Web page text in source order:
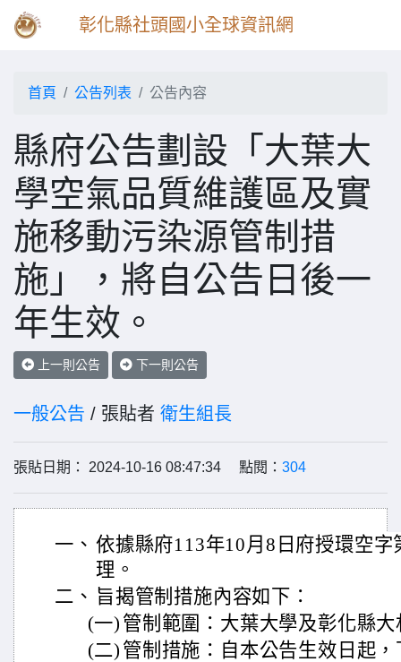
彰化縣社頭國小全球資訊網
首頁 公告列表 公告內容
縣府公告劃設「大葉大
學空氣品質維護區及實
施移動污染源管制措
施」，將自公告日後一
年生效。
上一則公告 下一則公告
一般公告 / 張貼者 衛生組長
張貼日期： 2024-10-16 08:47:34 點閱： 304
一、 依據縣府113年10月8日府授環空字
理。
二、 旨揭管制措施內容如下：
(一) 管制範圍：大葉大學及彰化縣
(二) 管制措施：自本公告生效日起